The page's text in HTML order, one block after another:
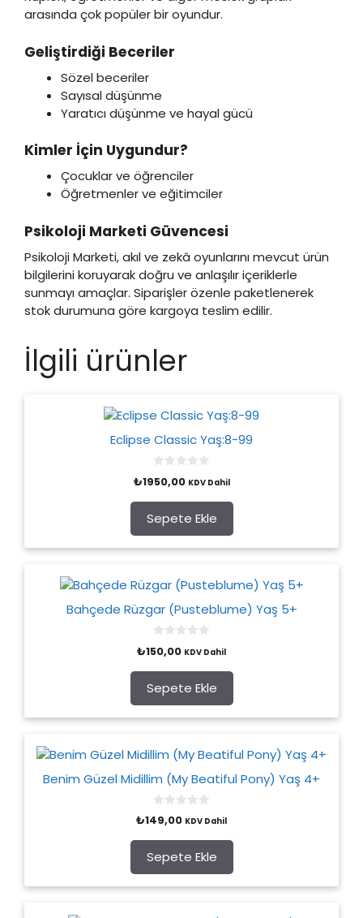
arasında çok popüler bir oyundur.
Geliştirdiği Beceriler
Sözel beceriler
Sayısal düşünme
Yaratıcı düşünme ve hayal gücü
Kimler İçin Uygundur?
Çocuklar ve öğrenciler
Öğretmenler ve eğitimciler
Psikoloji Marketi Güvencesi
Psikoloji Marketi, akıl ve zekâ oyunlarını mevcut ürün
bilgilerini koruyarak doğru ve anlaşılır içeriklerle
sunmayı amaçlar. Siparişler özenle paketlenerek
stok durumuna göre kargoya teslim edilir.
İlgili ürünler
Eclipse Classic Yaş:8-99
o
t
o
f
5
₺1950,00 KDV Dahil
Sepete Ekle
Bahçede Rüzgar (Pusteblume) Yaş 5+
o
t
o
f
5
₺150,00 KDV Dahil
Sepete Ekle
Benim Güzel Midillim (My Beatiful Pony) Yaş 4+
0
o
t
o
f
5
₺149,00 KDV Dahil
Sepete Ekle